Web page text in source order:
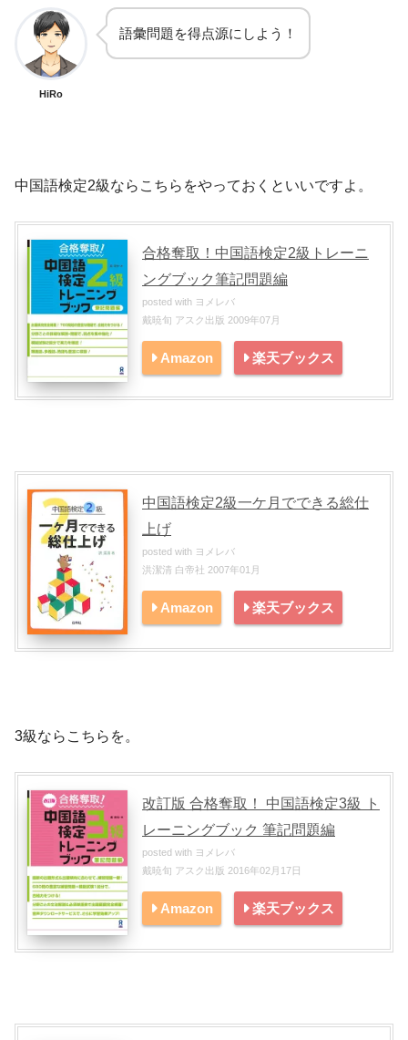
HiRo
語彙問題を得点源にしよう！
中国語検定2級ならこちらをやっておくといいですよ。
合格奪取！中国語検定2級トレーニ
ングブック筆記問題編
posted with ヨメレバ
戴暁旬 アスク出版 2009年07月
Amazon 楽天ブックス
中国語検定2級一ケ月でできる総仕
上げ
posted with ヨメレバ
洪潔清 白帝社 2007年01月
Amazon 楽天ブックス
3級ならこちらを。
改訂版 合格奪取！ 中国語検定3級 ト
レーニングブック 筆記問題編
posted with ヨメレバ
戴暁旬 アスク出版 2016年02月17日
Amazon 楽天ブックス